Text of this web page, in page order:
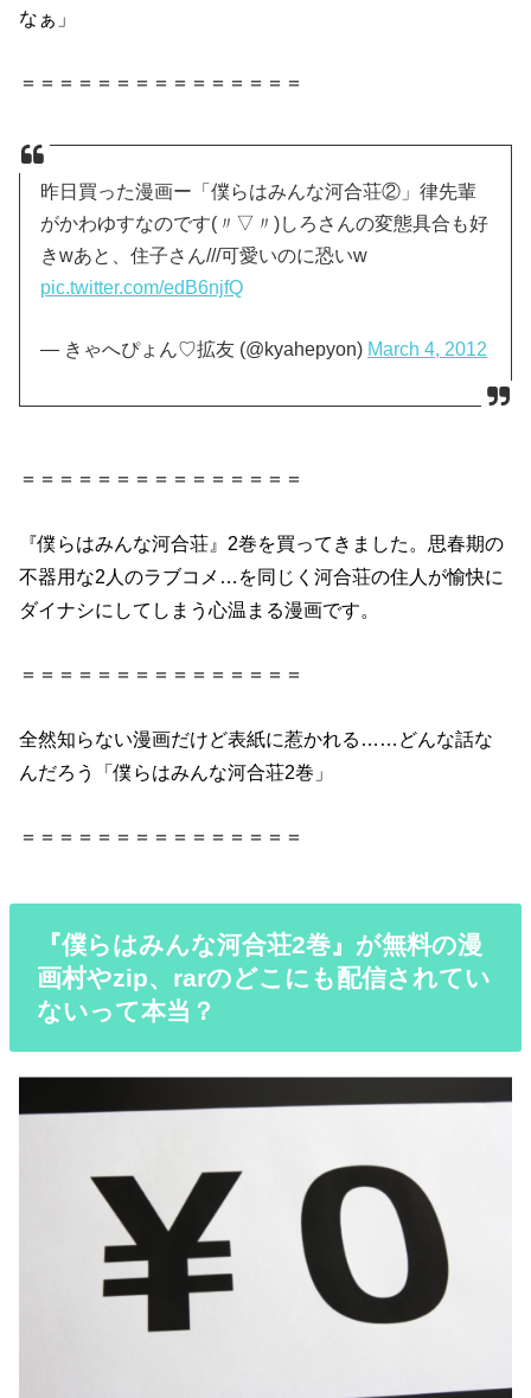
なぁ」
＝＝＝＝＝＝＝＝＝＝＝＝＝＝＝
昨日買った漫画ー「僕らはみんな河合荘②」律先輩
がかわゆすなのです(〃▽〃)しろさんの変態具合も好
きwあと、住子さん///可愛いのに恐いw
pic.twitter.com/edB6njfQ
— きゃへぴょん♡拡友 (@kyahepyon) March 4, 2012
＝＝＝＝＝＝＝＝＝＝＝＝＝＝＝
『僕らはみんな河合荘 』 2巻を買ってきました。思春期の
不器用な2人のラブコメ…を同じく河合荘の住人が愉快に
ダイナシにしてしまう心温まる漫画です。
＝＝＝＝＝＝＝＝＝＝＝＝＝＝＝
全然知らない漫画だけど表紙に惹かれる……どんな話な
んだろう「僕らはみんな河合荘2巻 」
＝＝＝＝＝＝＝＝＝＝＝＝＝＝＝
『僕らはみんな河合荘2巻』が無料の漫
画村やzip、rarのどこにも配信されてい
ないって本当？